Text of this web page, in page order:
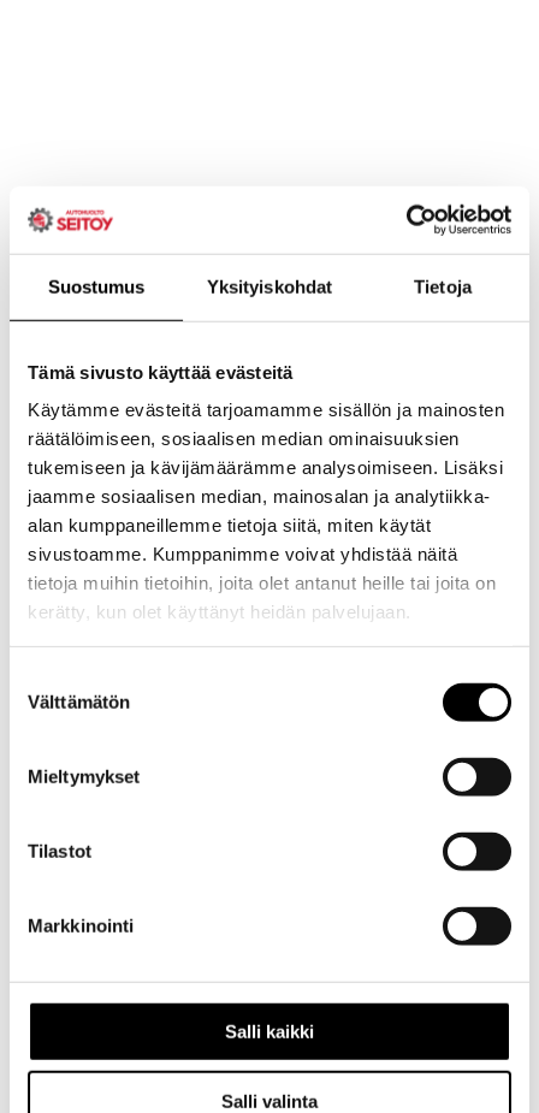
Suostumus Yksityiskohdat Tietoja
Tämä sivusto käyttää evästeitä
Käytämme evästeitä tarjoamamme sisällön ja mainosten
räätälöimiseen, sosiaalisen median ominaisuuksien
tukemiseen ja kävijämäärämme analysoimiseen. Lisäksi
jaamme sosiaalisen median, mainosalan ja analytiikka-
alan kumppaneillemme tietoja siitä, miten käytät
sivustoamme. Kumppanimme voivat yhdistää näitä
tietoja muihin tietoihin, joita olet antanut heille tai joita on
kerätty, kun olet käyttänyt heidän palvelujaan.
valinta
Välttämätön
Mieltymykset
Tilastot
Markkinointi
Salli kaikki
Salli valinta